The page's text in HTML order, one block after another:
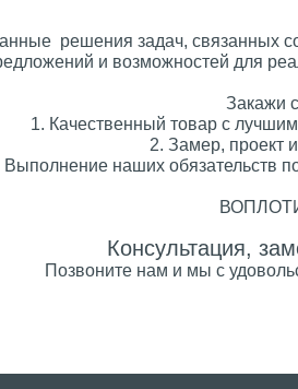
решения задач, связанных
и возможностей для
Закажи
1. Качественный товар с
2. Замер, проект
Выполнение наших обязательств
Консультация,
Позвоните нам и мы с